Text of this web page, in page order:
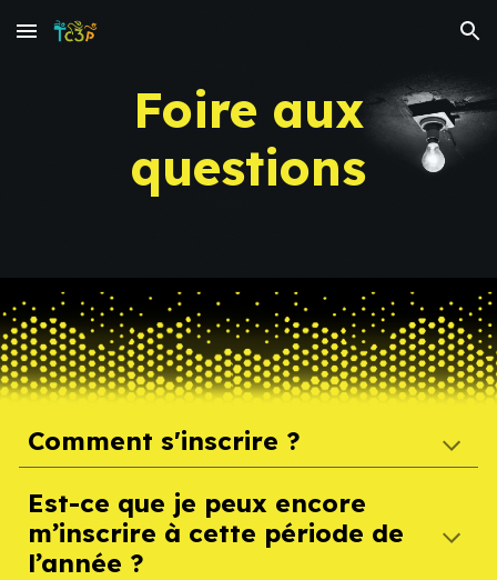
Skip to main content Skip to navigation
Foire aux
questions
Comment s'inscrire ?
Est-ce que je peux encore
m’inscrire à cette période de
l’année ?